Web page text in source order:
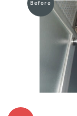
Before